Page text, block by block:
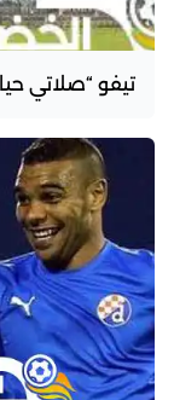
تيفو “صلاتي